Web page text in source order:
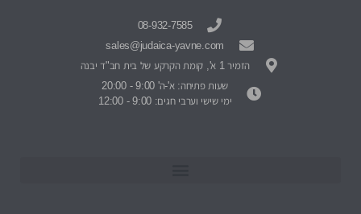
08-932-7585
sales@judaica-yavne.com
הזמיר 1 א', קומת הקרקע של בית חב"ד יבנה
שעות פתיחה: א'-ה' 9:00 - 20:00
ימי שישי וערבי חגים: 9:00 - 12:00